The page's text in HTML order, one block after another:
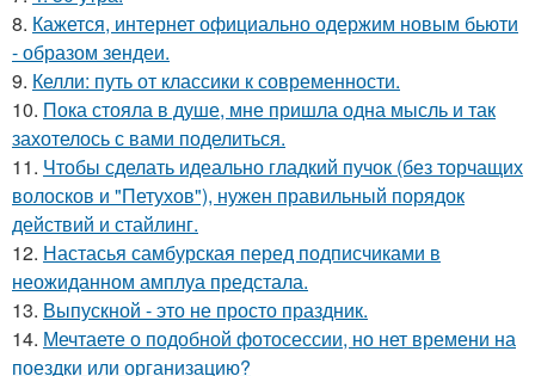
8. Кажется, интернет официально одержим новым бьюти
- образом зендеи.
9. Келли: путь от классики к современности.
10. Пока стояла в душе, мне пришла одна мысль и так
захотелось с вами поделиться.
11. Чтобы сделать идеально гладкий пучок (без торчащих
волосков и "Петухов"), нужен правильный порядок
действий и стайлинг.
12. Настасья самбурская перед подписчиками в
неожиданном амплуа предстала.
13. Выпускной - это не просто праздник.
14. Мечтаете о подобной фотосессии, но нет времени на
поездки или организацию?